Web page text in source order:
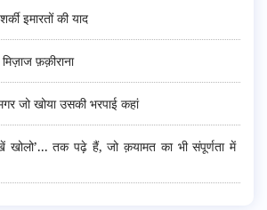
इमारतों की याद
फ़क़ीराना
जो खोया उसकी भरपाई कहां
तक पढ़े हैं, जो क़यामत का भी संपूर्णता में